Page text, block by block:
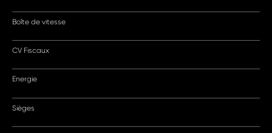
Boîte de vitesse
CV Fiscaux
Energie
Sièges